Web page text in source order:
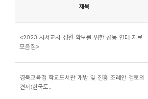
제목
<2023 사서교사 정원 확보를 위한 공동 연대 자료
모음집>
경북교육청 학교도서관 개방 및 진흥 조례안 검토의
견서(한국도..